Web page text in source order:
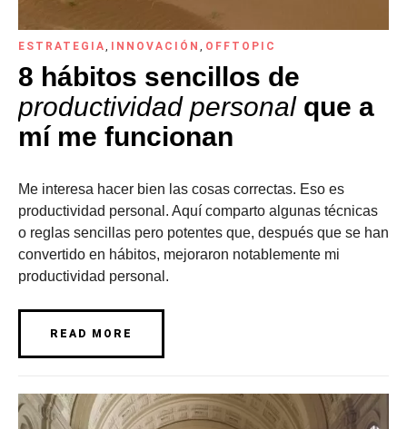
ESTRATEGIA, INNOVACIÓN , OFFTOPIC
8 hábitos sencillos de
productividad personalque a
mí me funcionan
Me interesa hacer bien las cosas correctas. Eso es
productividad personal. Aquí comparto algunas técnicas
o reglas sencillas pero potentes que, después que se han
convertido en hábitos, mejoraron notablemente mi
productividad personal.
READ MORE